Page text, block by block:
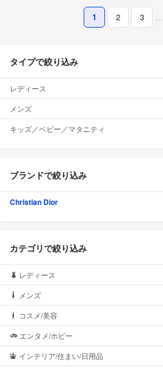
1 2 3 …
タイプで絞り込み
レディース
メンズ
キッズ／ベビー／マタニティ
ブランドで絞り込み
Christian Dior
カテゴリで絞り込み
レディース
メンズ
コスメ/美容
エンタメ/ホビー
インテリア/住まい/日用品